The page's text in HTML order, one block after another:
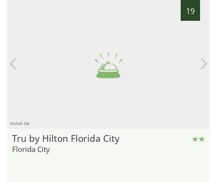
19
hotel.de
Tru by Hilton Florida City
Florida City